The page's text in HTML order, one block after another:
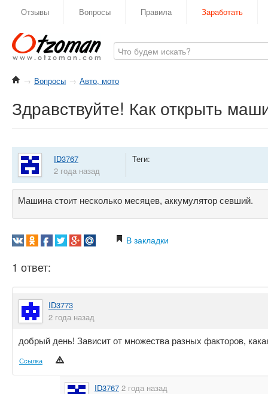
Отзывы Вопросы Правила Заработать
→ Вопросы → Авто, мото
Здравствуйте! Как открыть
ID3767
2 года назад
Теги:
Машина стоит несколько месяцев, аккумулятор севший.
В закладки
1 ответ:
ID3773
2 года назад
добрый день! Зависит от множества разных факторов,
Ссылка
ID3767 2 года назад